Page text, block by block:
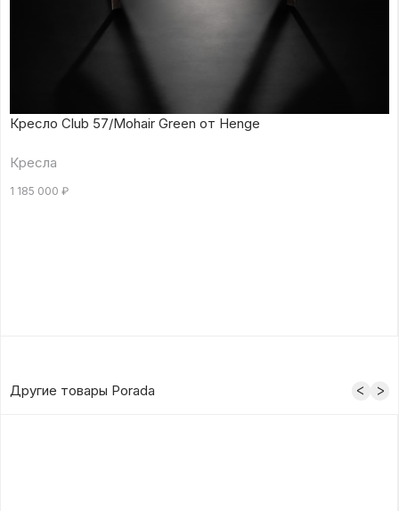
Кресло Club 57/Mohair Green от Henge
Кресла
1 185 000 ₽
Другие товары Porada